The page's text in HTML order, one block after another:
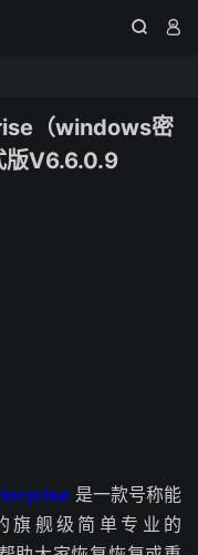
 
（windows密
版V6.6.0.9
是一款号称能
旗舰级简单专业的